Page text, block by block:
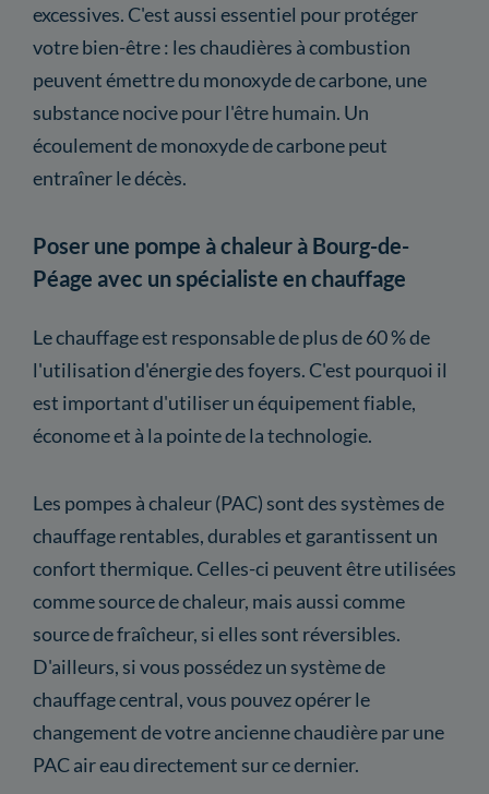
excessives. C'est aussi essentiel pour protéger
votre bien-être : les chaudières à combustion
peuvent émettre du monoxyde de carbone, une
substance nocive pour l'être humain. Un
écoulement de monoxyde de carbone peut
entraîner le décès.
Poser une pompe à chaleur à Bourg-de-
Péage avec un spécialiste en chauffage
Le chauffage est responsable de plus de 60 % de
l'utilisation d'énergie des foyers. C'est pourquoi il
est important d'utiliser un équipement fiable,
économe et à la pointe de la technologie.
Les pompes à chaleur (PAC) sont des systèmes de
chauffage rentables, durables et garantissent un
confort thermique. Celles-ci peuvent être utilisées
comme source de chaleur, mais aussi comme
source de fraîcheur, si elles sont réversibles.
D'ailleurs, si vous possédez un système de
chauffage central, vous pouvez opérer le
changement de votre ancienne chaudière par une
PAC air eau directement sur ce dernier.